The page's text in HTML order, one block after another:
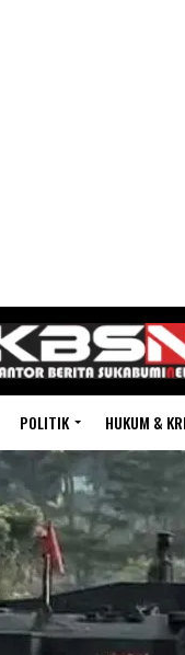
POLITIK HUKUM &